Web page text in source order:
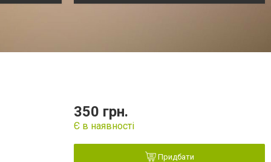
350 грн.
Є в наявності
Придбати